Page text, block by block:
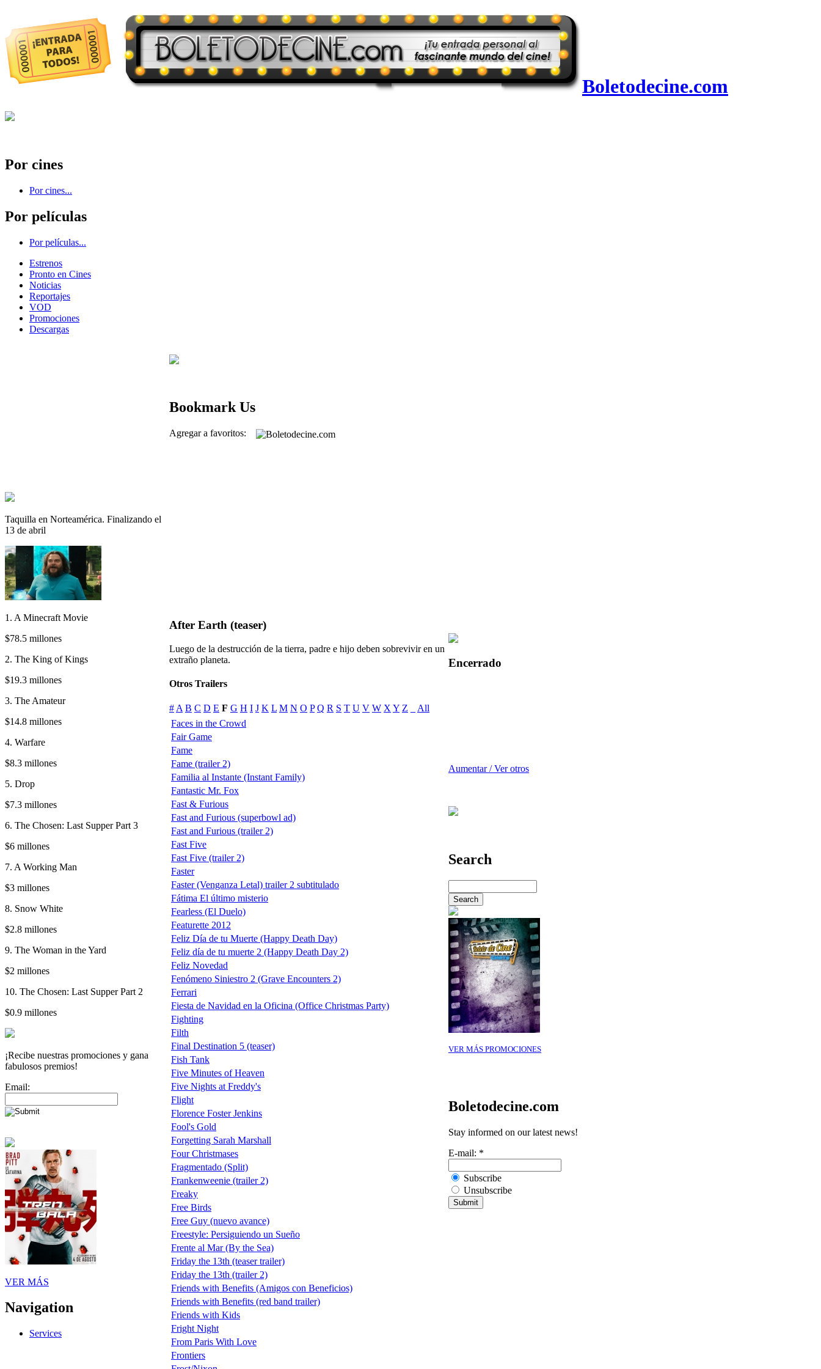
Boletodecine.com
Por cines
Por cines...
Por películas
Por películas...
Estrenos
Pronto en Cines
Noticias
Reportajes
VOD
Promociones
Descargas
Taquilla en Norteamérica. Finalizando el
13 de abril
1. A Minecraft Movie
$78.5 millones
2. The King of Kings
$19.3 millones
3. The Amateur
$14.8 millones
4. Warfare
$8.3 millones
5. Drop
$7.3 millones
6. The Chosen: Last Supper Part 3
$6 millones
7. A Working Man
$3 millones
8. Snow White
$2.8 millones
9. The Woman in the Yard
$2 millones
10. The Chosen: Last Supper Part 2
$0.9 millones
¡Recibe nuestras promociones y gana
fabulosos premios!
Email:
VER MÁS
Navigation
Services
Bookmark Us
Agregar a favoritos:
After Earth (teaser)
Luego de la destrucción de la tierra, padre e hijo deben sobrevivir en un
extraño planeta.
Otros Trailers
# A B C D E F G H I J K L M N O P Q R S T U V W X Y Z
All
Faces in the Crowd
Fair Game
Fame
Fame (trailer 2)
Familia al Instante (Instant Family)
Fantastic Mr. Fox
Fast & Furious
Fast and Furious (superbowl ad)
Fast and Furious (trailer 2)
Fast Five
Fast Five (trailer 2)
Faster
Faster (Venganza Letal) trailer 2 subtitulado
Fátima El último misterio
Fearless (El Duelo)
Featurette 2012
Feliz Día de tu Muerte (Happy Death Day)
Feliz día de tu muerte 2 (Happy Death Day 2)
Feliz Novedad
Fenómeno Siniestro 2 (Grave Encounters 2)
Ferrari
Fiesta de Navidad en la Oficina (Office Christmas Party)
Fighting
Filth
Final Destination 5 (teaser)
Fish Tank
Five Minutes of Heaven
Five Nights at Freddy's
Flight
Florence Foster Jenkins
Fool's Gold
Forgetting Sarah Marshall
Four Christmases
Fragmentado (Split)
Frankenweenie (trailer 2)
Freaky
Free Birds
Free Guy (nuevo avance)
Freestyle: Persiguiendo un Sueño
Frente al Mar (By the Sea)
Friday the 13th (teaser trailer)
Friday the 13th (trailer 2)
Friends with Benefits (Amigos con Beneficios)
Friends with Benefits (red band trailer)
Friends with Kids
Fright Night
From Paris With Love
Frontiers
Encerrado
Aumentar / Ver otros
Search
VER MÁS PROMOCIONES
Boletodecine.com
Stay informed on our latest news!
E-mail: *
Subscribe
Unsubscribe